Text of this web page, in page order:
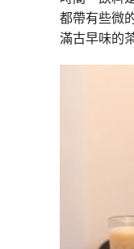
都帶有些微
滿古早味的